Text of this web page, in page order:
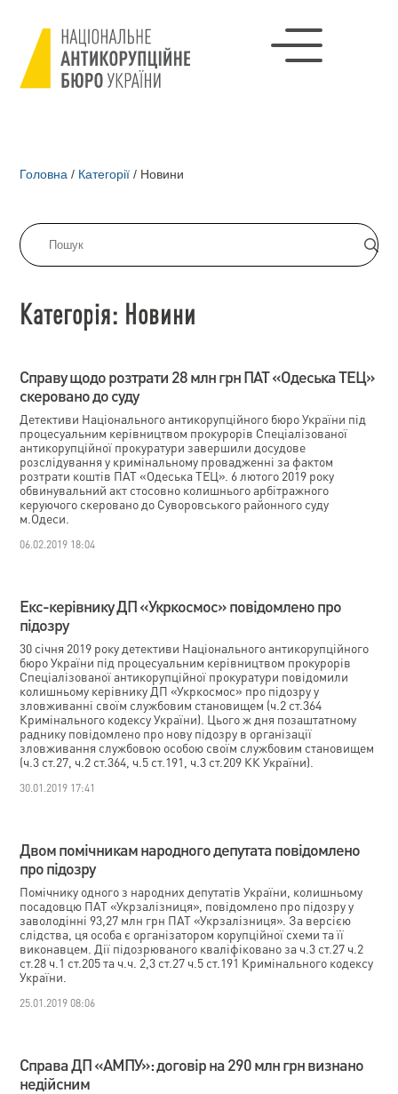
Головна / Категорії / Новини
Категорія: Новини
Справу щодо розтрати 28 млн грн ПАТ «Одеська ТЕЦ»
скеровано до суду
Детективи Національного антикорупційного бюро України під
процесуальним керівництвом прокурорів Спеціалізованої
антикорупційної прокуратури завершили досудове
розслідування у кримінальному провадженні за фактом
розтрати коштів ПАТ «Одеська ТЕЦ». 6 лютого 2019 року
обвинувальний акт стосовно колишнього арбітражного
керуючого скеровано до Суворовського районного суду
м.Одеси.
06.02.2019 18:04
Екс-керівнику ДП «Укркосмос» повідомлено про
підозру
30 січня 2019 року детективи Національного антикорупційного
бюро України під процесуальним керівництвом прокурорів
Спеціалізованої антикорупційної прокуратури повідомили
колишньому керівнику ДП «Укркосмос» про підозру у
зловживанні своїм службовим становищем (ч.2 ст.364
Кримінального кодексу України). Цього ж дня позаштатному
раднику повідомлено про нову підозру в організації
зловживання службовою особою своїм службовим становищем
(ч.3 ст.27, ч.2 ст.364, ч.5 ст.191, ч.3 ст.209 КК України).
30.01.2019 17:41
Двом помічникам народного депутата повідомлено
про підозру
Помічнику одного з народних депутатів України, колишньому
посадовцю ПАТ «Укрзалізниця», повідомлено про підозру у
заволодінні 93,27 млн грн ПАТ «Укрзалізниця». За версією
слідства, ця особа є організатором корупційної схеми та її
виконавцем. Дії підозрюваного кваліфіковано за ч.3 ст.27 ч.2
ст.28 ч.1 ст.205 та ч.ч. 2,3 ст.27 ч.5 ст.191 Кримінального кодексу
України.
25.01.2019 08:06
Справа ДП «АМПУ»: договір на 290 млн грн визнано
недійсним